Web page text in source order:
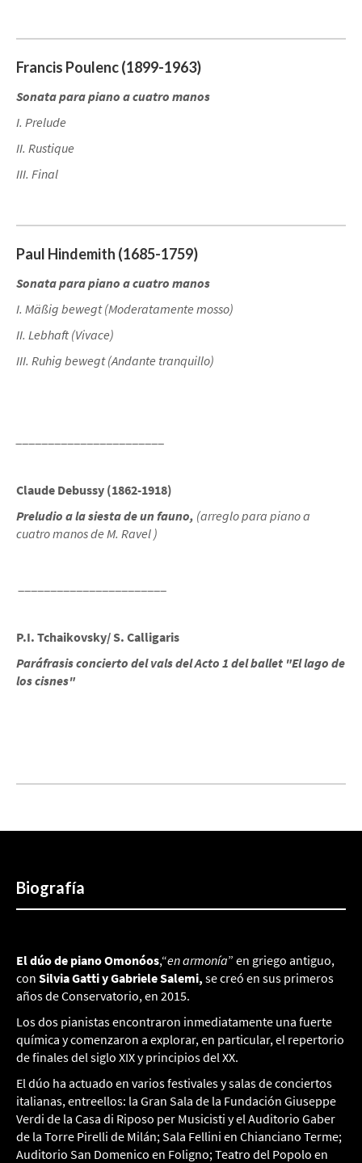
Francis Poulenc (1899-1963)
Sonata para piano a cuatro manos
I. Prelude
II. Rustique
III. Final
Paul Hindemith (1685-1759)
Sonata para piano a cuatro manos
I. Mäßig bewegt (Moderatamente mosso)
II. Lebhaft (Vivace)
III. Ruhig bewegt (Andante tranquillo)
Claude Debussy (1862-1918)
Preludio a la siesta de un fauno, (arreglo para piano a
cuatro manos de M. Ravel )
P.I. Tchaikovsky/ S. Calligaris
Paráfrasis concierto del vals del Acto 1 del ballet "El lago de
los cisnes"
Biografía
El dúo de piano Omonóos,“en armonía” en griego antiguo,
con Silvia Gatti y Gabriele Salemi, se creó en sus primeros
años de Conservatorio, en 2015.
Los dos pianistas encontraron inmediatamente una fuerte
química y comenzaron a explorar, en particular, el repertorio
de finales del siglo XIX y principios del XX.
El dúo ha actuado en varios festivales y salas de conciertos
italianas, entreellos: la Gran Sala de la Fundación Giuseppe
Verdi de la Casa di Riposo per Musicisti y el Auditorio Gaber
de la Torre Pirelli de Milán; Sala Fellini en Chianciano Terme;
Auditorio San Domenico en Foligno; Teatro del Popolo en